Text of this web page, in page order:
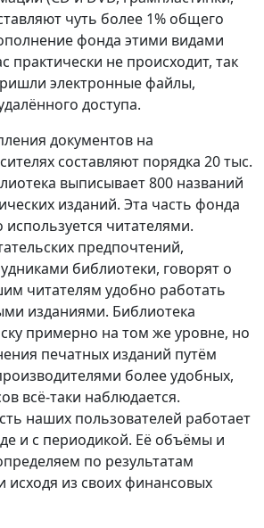
чуть более 1% общего
фонда этими видами
практически не происходит, так
электронные файлы,
доступа.
документов на
составляют порядка 20 тыс.
выписывает 800 названий
изданий. Эта часть фонда
читателями.
предпочтений,
библиотеки, говорят о
читателям удобно работать
изданиями. Библиотека
примерно на том же уровне, но
печатных изданий путём
более удобных,
всё-таки наблюдается.
наших пользователей работает
и с периодикой. Её объёмы и
по результатам
исходя из своих финансовых